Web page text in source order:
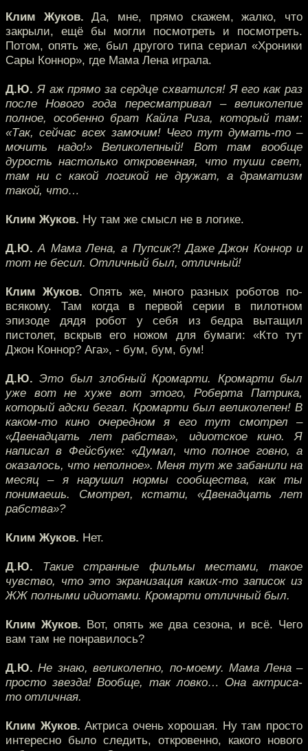
Клим Жуков. Да, мне, прямо скажем, жалко, что
закрыли, ещё бы могли посмотреть и посмотреть.
Потом, опять же, был другого типа сериал «Хроники
Сары Коннор», где Мама Лена играла.
Д.Ю. Я аж прямо за сердце схватился! Я его как раз
после Нового года пересматривал – великолепие
полное, особенно брат Кайла Риза, который там:
«Так, сейчас всех замочим! Чего тут думать-то –
мочить надо!» Великолепный! Вот там вообще
дурость настолько откровенная, что туши свет,
там ни с какой логикой не дружат, а драматизм
такой, что…
Клим Жуков. Ну там же смысл не в логике.
Д.Ю. А Мама Лена, а Пупсик?! Даже Джон Коннор и
тот не бесил. Отличный был, отличный!
Клим Жуков. Опять же, много разных роботов по-
всякому. Там когда в первой серии в пилотном
эпизоде дядя робот у себя из бедра вытащил
пистолет, вскрыв его ножом для бумаги: «Кто тут
Джон Коннор? Ага», - бум, бум, бум!
Д.Ю. Это был злобный Кромарти. Кромарти был
уже вот не хуже вот этого, Роберта Патрика,
который адски бегал. Кромарти был великолепен! В
каком-то кино очередном я его тут смотрел –
«Двенадцать лет рабства», идиотское кино. Я
написал в Фейсбуке: «Думал, что полное говно, а
оказалось, что неполное». Меня тут же забанили на
месяц – я нарушил нормы сообщества, как ты
понимаешь. Смотрел, кстати, «Двенадцать лет
рабства»?
Клим Жуков. Нет.
Д.Ю. Такие странные фильмы местами, такое
чувство, что это экранизация каких-то записок из
ЖЖ полными идиотами. Кромарти отличный был.
Клим Жуков. Вот, опять же два сезона, и всё. Чего
вам там не понравилось?
Д.Ю. Не знаю, великолепно, по-моему. Мама Лена –
просто звезда! Вообще, так ловко… Она актриса-
то отличная.
Клим Жуков. Актриса очень хорошая. Ну там просто
интересно было следить, откровенно, какого нового